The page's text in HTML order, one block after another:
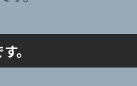
。